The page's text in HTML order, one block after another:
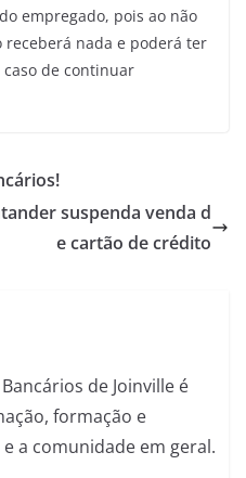
empregado, pois ao não
receberá nada e poderá ter
de continuar
suspenda venda d
e cartão de crédito
de Joinville é
formação e
a comunidade em geral.